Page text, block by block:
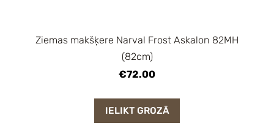
Ziemas makšķere Narval Frost Askalon 82MH
(82cm)
€72.00
IELIKT GROZĀ